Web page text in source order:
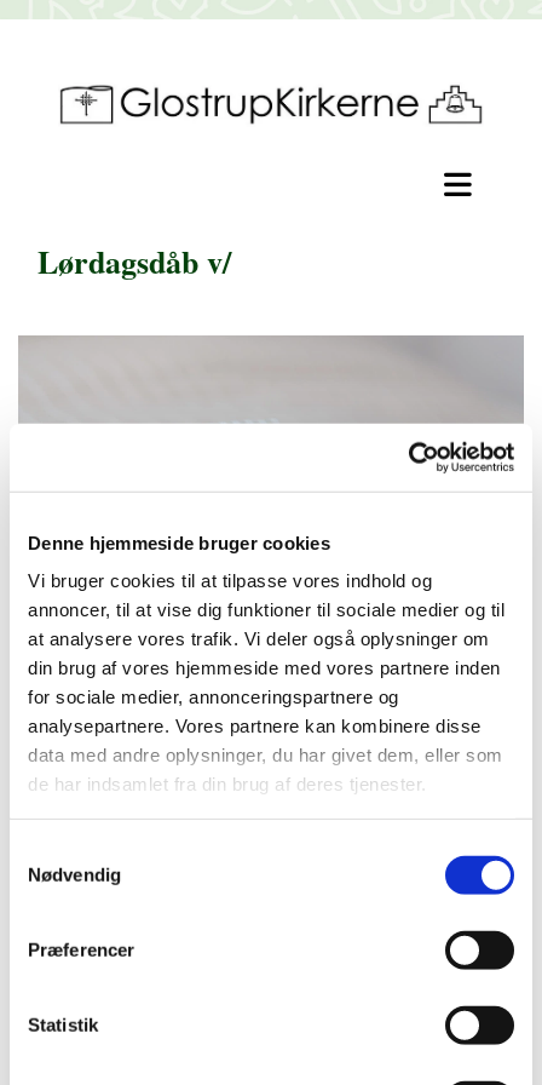
Denne hjemmeside bruger cookies
Vi bruger cookies til at tilpasse vores indhold og
annoncer, til at vise dig funktioner til sociale medier og til
at analysere vores trafik. Vi deler også oplysninger om
din brug af vores hjemmeside med vores partnere inden
for sociale medier, annonceringspartnere og
analysepartnere. Vores partnere kan kombinere disse
data med andre oplysninger, du har givet dem, eller som
de har indsamlet fra din brug af deres tjenester.
Nødvendig
Præferencer
Statistik
Lørdagsdåb v/
Lørdag 24. juli 2027, kl. 11:00
Østervangkirken, Dommervangen 2, 2600